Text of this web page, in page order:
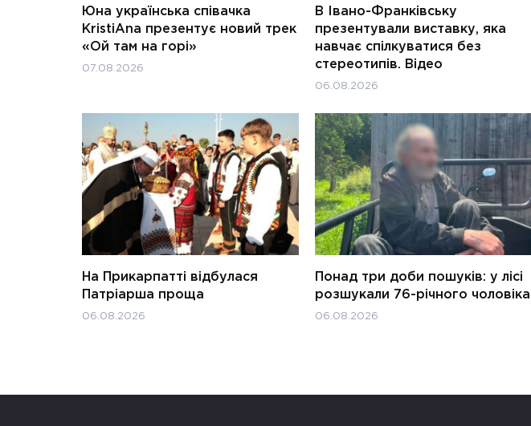
Юна українська співачка
KristiAna презентує новий трек
«Ой там на горі»
07.08.2026
В Івано-Франківську
презентували виставку, яка
навчає спілкуватися без
стереотипів. Відео
06.08.2026
На Прикарпатті відбулася
Патріарша проща
06.08.2026
Понад три доби пошуків: у лісі
розшукали 76-річного чоловіка
06.08.2026